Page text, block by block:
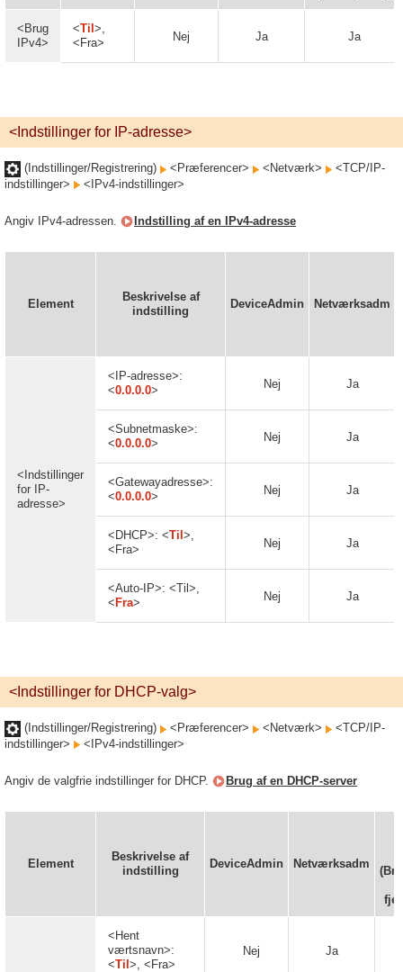
<Brug
IPv4>
<Til >,
<Fra>
Nej Ja Ja
<Indstillinger for IP-adresse>
(Indstillinger/Registrering) <Præferencer> <Netværk>
<TCP/IP-
indstillinger>
<IPv4-indstillinger>
Angiv IPv4-adressen. Indstilling af en IPv4-adresse
Element
Beskrivelse af
indstilling
DeviceAdmin Netværksadm
<Indstillinger
for IP-
adresse>
<IP-adresse>:
<0.0.0.0> Nej Ja
<Subnetmaske>:
<0.0.0.0> Nej Ja
<Gatewayadresse>:
<0.0.0.0> Nej Ja
<DHCP>: <Til >,
<Fra>
Nej Ja
<Auto-IP>: <Til>,
< Fra> Nej Ja
<Indstillinger for DHCP-valg>
(Indstillinger/Registrering) <Præferencer> <Netværk>
<TCP/IP-
indstillinger>
<IPv4-indstillinger>
Angiv de valgfrie indstillinger for DHCP. Brug af en DHCP-server
Element
Beskrivelse af
indstilling
DeviceAdmin Netværksadm
<Hent
værtsnavn>:
<Til >, <Fra>
Nej Ja